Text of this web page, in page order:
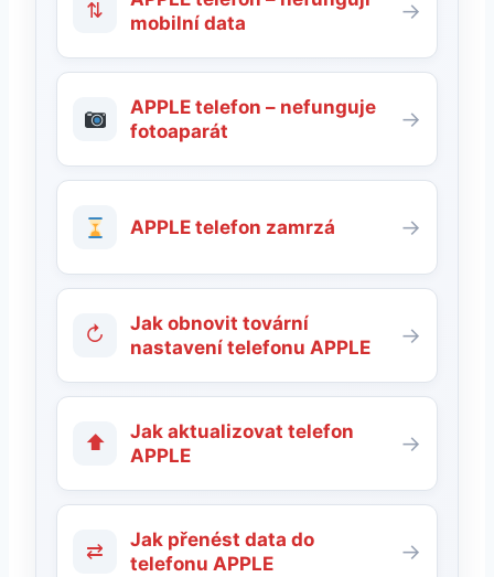
⇅
mobilní data
→
APPLE telefon – nefunguje
fotoaparát
→
APPLE telefon zamrzá →
↻
Jak obnovit tovární
nastavení telefonu APPLE
→
⬆
Jak aktualizovat telefon
APPLE
→
⇄
Jak přenést data do
telefonu APPLE
→